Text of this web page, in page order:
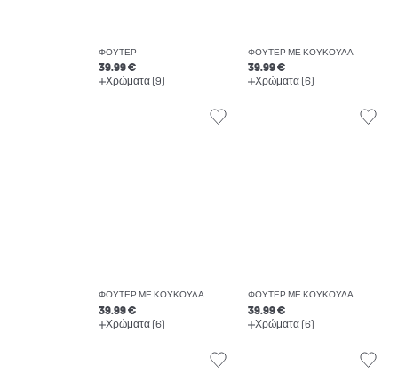
ΦΟΎΤΕΡ
39.99 €
Χρώματα (9)
ΦΟΎΤΕΡ ΜΕ ΚΟΥΚΟΎΛΑ
39.99 €
Χρώματα (6)
ΦΟΎΤΕΡ ΜΕ ΚΟΥΚΟΎΛΑ
39.99 €
Χρώματα (6)
ΦΟΎΤΕΡ ΜΕ ΚΟΥΚΟΎΛΑ
39.99 €
Χρώματα (6)